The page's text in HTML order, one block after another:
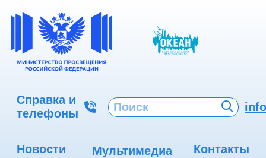
Справка и
телефоны
Новости Мультимедиа
Контакты